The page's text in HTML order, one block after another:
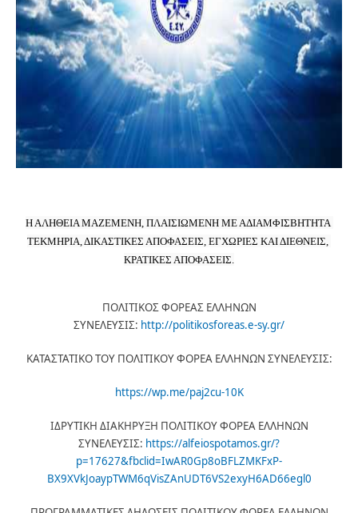
Η ΑΛΗΘΕΙΑ ΜΑΖΕΜΕΝΗ, ΠΛΑΙΣΙΩΜΕΝΗ ΜΕ ΑΔΙΑΜΦΙΣΒΗΤΗΤΑ
ΤΕΚΜΗΡΙΑ, ΔΙΚΑΣΤΙΚΕΣ ΑΠΟΦΑΣΕΙΣ, ΕΓΧΩΡΙΕΣ ΚΑΙ ΔΙΕΘΝΕΙΣ,
ΚΡΑΤΙΚΕΣ ΑΠΟΦΑΣΕΙΣ.
ΠΟΛΙΤΙΚΟΣ ΦΟΡΕΑΣ ΕΛΛΗΝΩΝ
ΣΥΝΕΛΕΥΣΙΣ: http://politikosforeas.e-sy.gr/
ΚΑΤΑΣΤΑΤΙΚΟ ΤΟΥ ΠΟΛΙΤΙΚΟΥ ΦΟΡΕΑ ΕΛΛΗΝΩΝ ΣΥΝΕΛΕΥΣΙΣ:
https://wp.me/paj2cu-10K
ΙΔΡΥΤΙΚΗ ΔΙΑΚΗΡΥΞΗ ΠΟΛΙΤΙΚΟΥ ΦΟΡΕΑ ΕΛΛΗΝΩΝ
ΣΥΝΕΛΕΥΣΙΣ: https://alfeiospotamos.gr/?
p=17627&fbclid=IwAR0Gp8oBFLZMKFxP-
BX9XVkJoaypTWM6qVisZAnUDT6VS2exyH6AD66egl0